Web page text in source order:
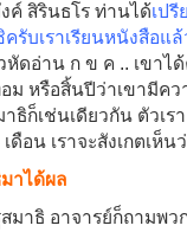
ค์ สิรินธโร ท่านได้เปรี
บเราเรียนหนังสือแล้
ดอ่าน ก ข ค .. เขาไ
ม หรือสิ้นปีว่าเขามีค
ธิก็เช่นเดียวกัน ตัวเ
อน เราจะสังเกตเห็น
าได้ผล
าธิ อาจารย์ก็ถามพว